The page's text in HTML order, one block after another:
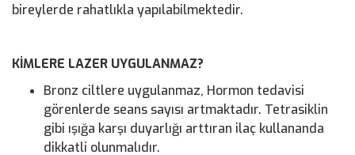
bireylerde rahatlıkla yapılabilmektedir.
KİMLERE LAZER UYGULANMAZ?
Bronz ciltlere uygulanmaz, Hormon tedavisi
görenlerde seans sayısı artmaktadır. Tetrasiklin
gibi ışığa karşı duyarlığı arttıran ilaç kullananda
dikkatli olunmalıdır.